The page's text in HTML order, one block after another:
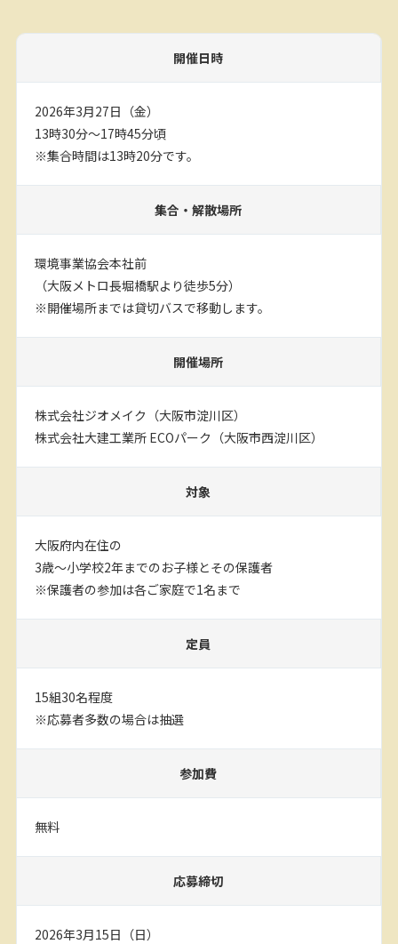
開催日時
2026年3月27日（金）
13時30分～17時45分頃
※集合時間は13時20分です。
集合・解散場所
環境事業協会本社前
（大阪メトロ長堀橋駅より徒歩5分）
※開催場所までは貸切バスで移動します。
開催場所
株式会社ジオメイク（大阪市淀川区）
株式会社大建工業所 ECOパーク（大阪市西淀川区）
対象
大阪府内在住の
3歳～小学校2年までのお子様とその保護者
※保護者の参加は各ご家庭で1名まで
定員
15組30名程度
※応募者多数の場合は抽選
参加費
無料
応募締切
2026年3月15日（日）